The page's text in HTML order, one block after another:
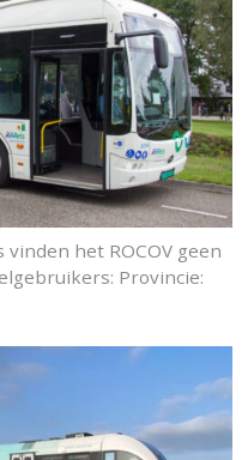
het ROCOV geen
Provincie: